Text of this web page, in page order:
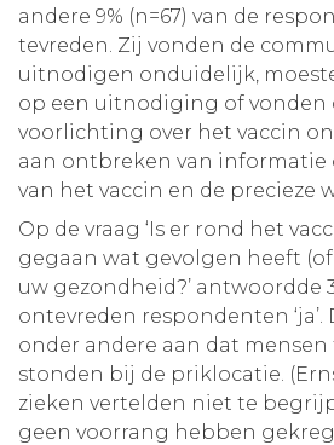
andere 9% (n=67) van de
tevreden. Zij vonden de
uitnodigen onduidelijk,
op een uitnodiging of vonden
voorlichting over het vaccin
aan ontbreken van informatie
van het vaccin en de precieze
Op de vraag ‘Is er rond het
gegaan wat gevolgen heeft
uw gezondheid?’ antwoordde
ontevreden respondenten
onder andere aan dat
stonden bij de priklocatie.
zieken vertelden niet te
geen voorrang hebben